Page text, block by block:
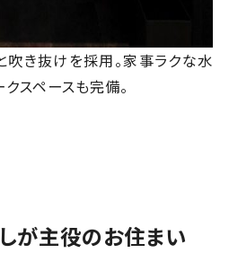
き抜けを採用。家事ラクな水
スペースも完備。
が主役のお住まい